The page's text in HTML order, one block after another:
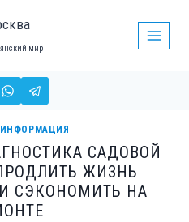
мир
САДОВОЙ
ЖИЗНЬ
СЭКОНОМИТЬ НА